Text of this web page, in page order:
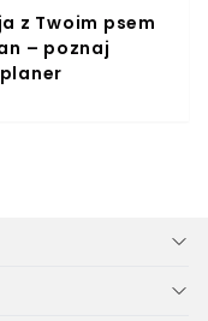
z Twoim psem
– poznaj